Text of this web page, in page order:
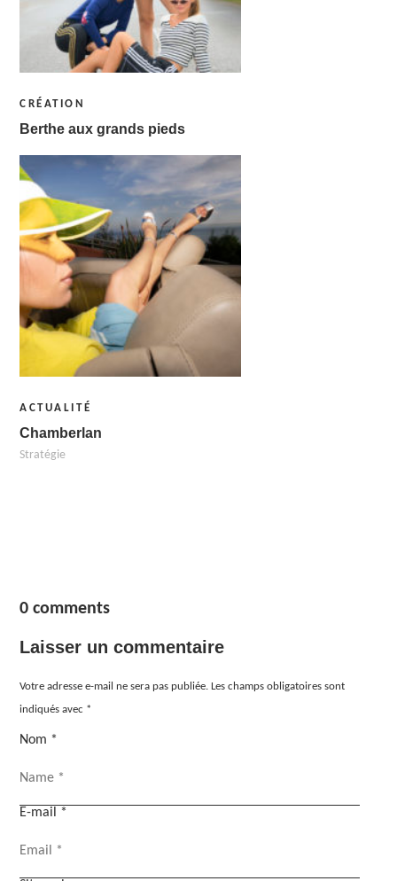
CRÉATION
Berthe aux grands pieds
ACTUALITÉ
Chamberlan
Stratégie
0 comments
Laisser un commentaire
Votre adresse e-mail ne sera pas publiée. Les champs obligatoires sont
indiqués avec *
Nom *
E-mail *